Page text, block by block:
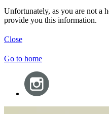
Unfortunately, as you are not a
provide you this information.
Close
Go to home